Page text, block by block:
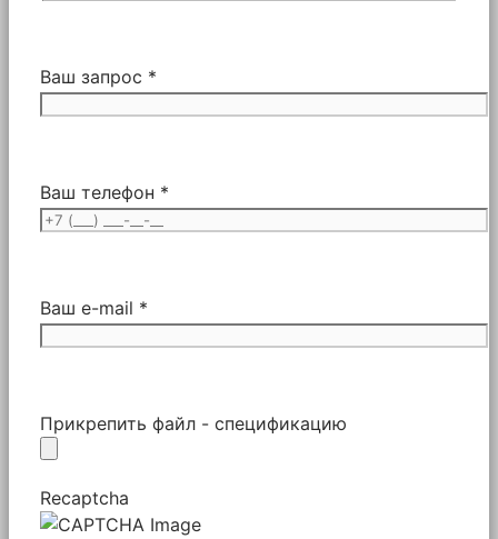
Ваш запрос *
Ваш телефон *
Ваш e-mail *
Прикрепить файл - спецификацию
Recaptcha